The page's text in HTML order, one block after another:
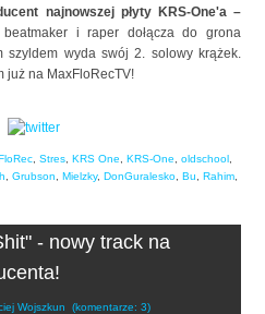
najnowszej płyty KRS-One'a –
i raper dołącza do grona
szyldem wyda swój 2. solowy krążek.
już na MaxFloRecTV!
Stres KRS One KRS-One oldschool
Grubson Mielzky, DonGuralesko Bu Rahim
- nowy track na
Wojszkun (komentarze: 3)